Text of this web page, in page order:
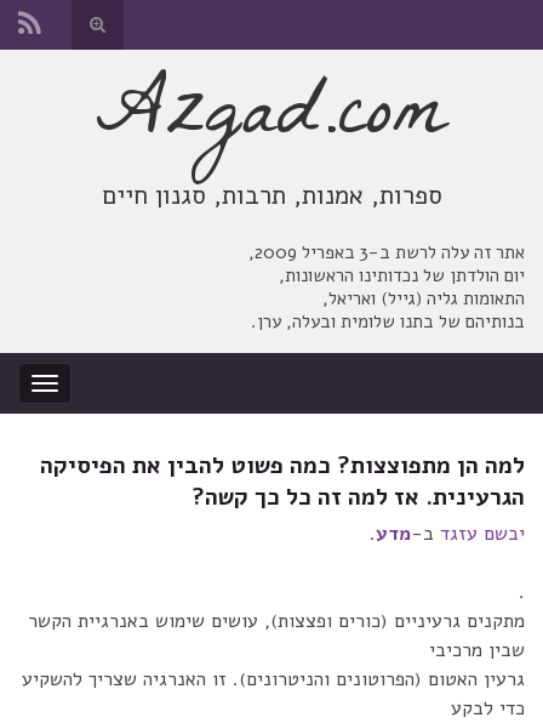
החלף
טופס
אתר זה עלה לרשת ב-3 באפריל 2009,
יום הולדתן של נכדותינו הראשונות,
התאומות גליה (גייל) ואריאל,
בנותיהם של בתנו שלומית ובעלה, ערן.
החלף
ניווט
Azgad.com
ספרות, אמנות, תרבות, סגנון חיים
למה הן מתפוצצות? כמה פשוט להבין את הפיסיקה
הגרעינית. אז למה זה כל כך קשה?
יבשם עזגד ב-מדע.
.
מתקנים גרעיניים (כורים ופצצות), עושים שימוש באנרגיית הקשר
שבין מרכיבי
גרעין האטום (הפרוטונים והניטרונים). זו האנרגיה שצריך להשקיע
כדי לבקע